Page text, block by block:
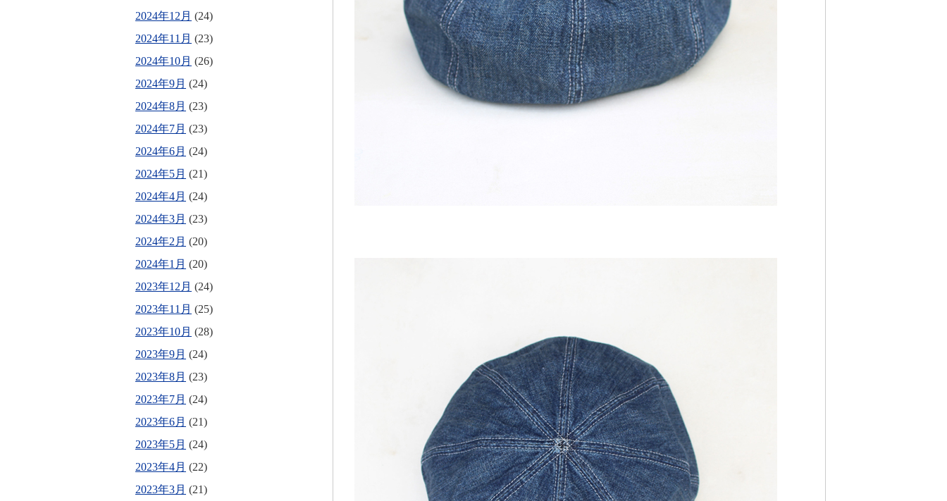
2024年12月 (24)
2024年11月 (23)
2024年10月 (26)
2024年9月 (24)
2024年8月 (23)
2024年7月 (23)
2024年6月 (24)
2024年5月 (21)
2024年4月 (24)
2024年3月 (23)
2024年2月 (20)
2024年1月 (20)
2023年12月 (24)
2023年11月 (25)
2023年10月 (28)
2023年9月 (24)
2023年8月 (23)
2023年7月 (24)
2023年6月 (21)
2023年5月 (24)
2023年4月 (22)
2023年3月 (21)